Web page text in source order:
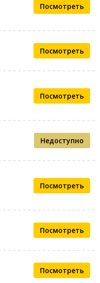
Посмотреть
Посмотреть
Посмотреть
Недоступно
Посмотреть
Посмотреть
Посмотреть